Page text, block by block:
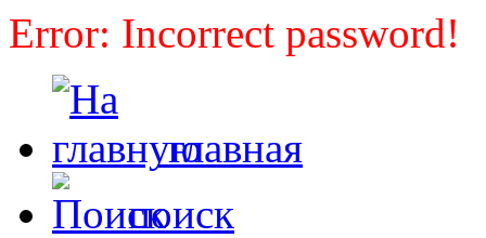
Error: Incorrect password!
главная
поиск